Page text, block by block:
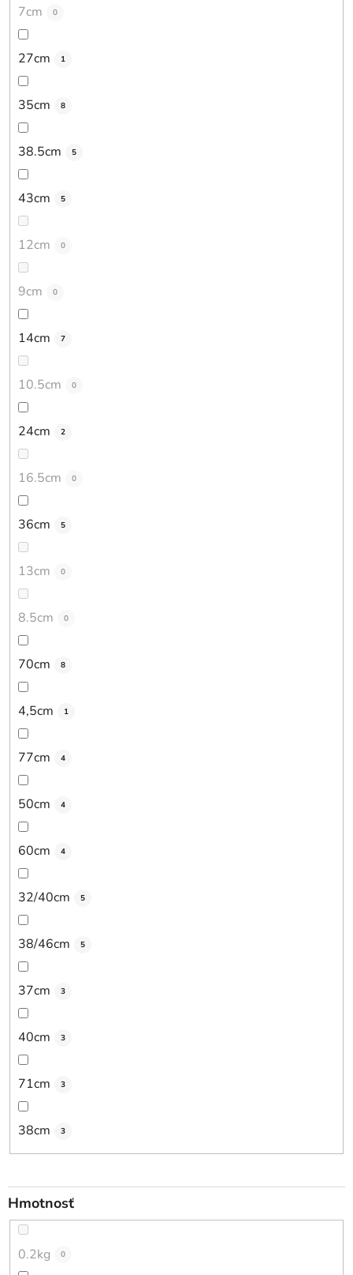
7cm 0
27cm 1
35cm 8
38.5cm 5
43cm 5
12cm 0
9cm 0
14cm 7
10.5cm 0
24cm 2
16.5cm 0
36cm 5
13cm 0
8.5cm 0
70cm 8
4,5cm 1
77cm 4
50cm 4
60cm 4
32/40cm 5
38/46cm 5
37cm 3
40cm 3
71cm 3
38cm 3
Hmotnosť
0.2kg 0